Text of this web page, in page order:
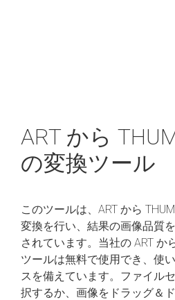
ART から
の変換ツール
このツールは、ART から
変換を行い、結果の画像品質
されています。当社の ART か
ツールは無料で使用でき、使
スを備えています。ファイル
択するか、画像をドラッグ＆